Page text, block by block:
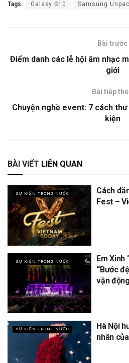
Tags: Galaxy S10 Samsung
Bài trước
Điểm danh các lễ hội âm nhạc
giới
Bài tiếp
Chuyện nghề event: 7 cách
kiện
BÀI VIẾT LIÊN QUAN
SỰ KIỆN TRONG NƯỚC
Cách
Fest –
SỰ KIỆN TRONG NƯỚC
Em Xinh
“Bước
vận
SỰ KIỆN TRONG NƯỚC
Hà Nội
nhân